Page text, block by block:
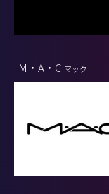
M・A・C マック